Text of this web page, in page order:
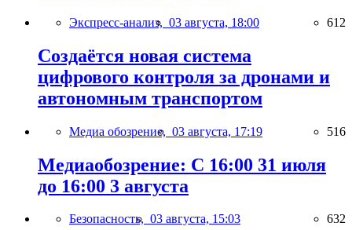
Экспресс-анализ, 03 августа, 18:00 612
Создаётся новая система
цифрового контроля за дронами и
автономным транспортом
Медиа обозрение, 03 августа, 17:19 516
Медиаобозрение: С 16:00 31 июля
до 16:00 3 августа
Безопасность, 03 августа, 15:03 632